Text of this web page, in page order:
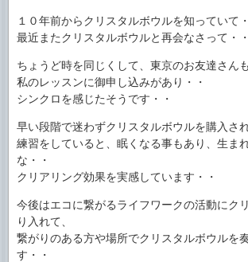
１０年前からクリスタルボウルを知っていて
最近またクリスタルボウルと再会なさって・・
ちょうど時を同じくして、東京のお友達さんも
私のレッスンに御申し込みがあり・・
シンクロを感じたそうです・・
早い段階で迷わずクリスタルボウルを購入さ
練習をしていると、眠くなる事もあり、生ま
な・・
クリアリング効果を実感しています・・
今後はエコに繋がるライフワークの活動にク
り入れて、
繋がりのある方や場所でクリスタルボウルを
す・・